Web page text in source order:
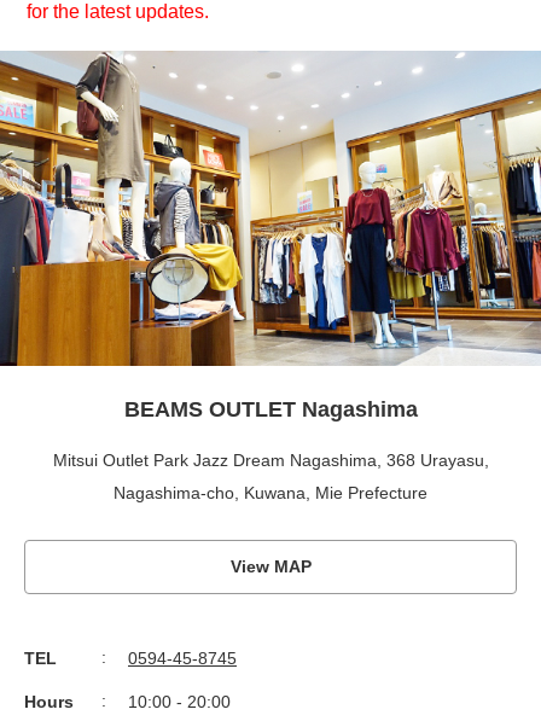
for the latest updates.
BEAMS OUTLET Nagashima
Mitsui Outlet Park Jazz Dream Nagashima, 368 Urayasu,
Nagashima-cho, Kuwana, Mie Prefecture
View MAP
TEL 0594-45-8745
Hours 10:00 - 20:00